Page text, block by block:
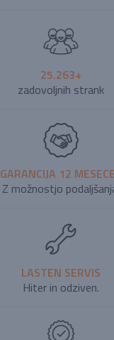
25.263+
zadovoljnih strank
GARANCIJA 12
Z možnostjo
LASTEN SERVIS
Hiter in odziven.